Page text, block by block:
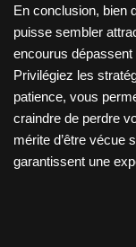
En conclusion, bien
puisse sembler
encourus
Privilégiez les
patience, vous
craindre de perdre
mérite d’être vécue
garantissent une